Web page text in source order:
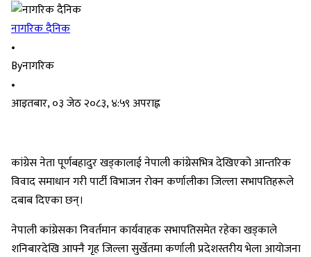
नागरिक दैनिक
•
Byनागरिक
•
आइतबार, ०३ जेठ २०८३, ४:५९ अपराह्न
कांग्रेस नेता पूर्णबहादुर खड्कालाई नेपाली कांग्रेसभित्र देखिएको आन्तरिक
विवाद समाधान गरी पार्टी विभाजन रोक्न कर्णालीका जिल्ला सभापतिहरूले
दबाब दिएका छन्।
नेपाली कांग्रेसका निवर्तमान कार्यवाहक सभापतिसमेत रहेका खड्काले
शनिबारदेखि आफ्नै गृह जिल्ला सुर्खेतमा कर्णाली प्रदेशस्तरीय भेला आयोजना